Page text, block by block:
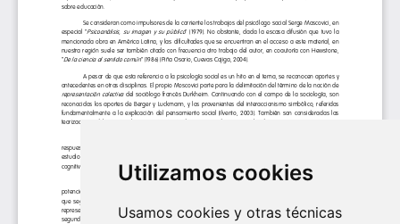
Utilizamos cookies
Usamos cookies y otras técnicas